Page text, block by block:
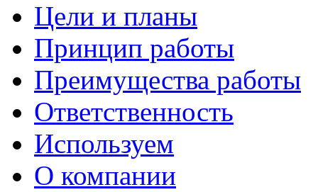
Цели и планы
Принцип работы
Преимущества работы
Ответственность
Используем
О компании